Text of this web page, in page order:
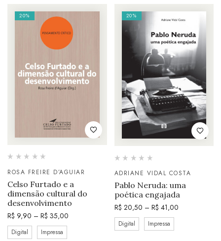
20%
ROSA FREIRE D’AGUIAR
Celso Furtado e a
dimensão cultural do
desenvolvimento
R$ 9,90 – R$ 35,00
Digital Impressa
20%
ADRIANE VIDAL COSTA
Pablo Neruda: uma
poética engajada
R$ 20,50 – R$ 41,00
Digital Impressa